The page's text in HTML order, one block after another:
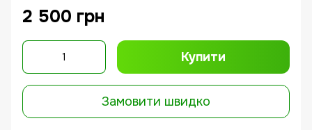
2 500 грн
Купити
Замовити швидко